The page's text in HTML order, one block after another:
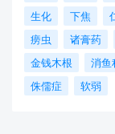
生化
下焦
痨虫
诸膏药
金钱木根
消鱼
侏儒症
软弱